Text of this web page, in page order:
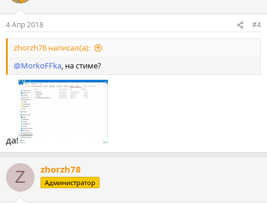
4 Апр 2018 #4
zhorzh78 написал(а):
@MorkoFFka, на стиме?
да!
Z zhorzh78
Администратор